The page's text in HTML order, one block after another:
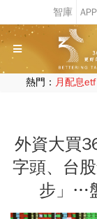
熱門： 月配息etf
外資大買
字頭、台
步」…